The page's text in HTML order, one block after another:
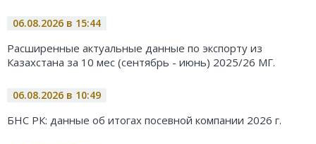
06.08.2026 в 15:44
Расширенные актуальные данные по экспорту из
Казахстана за 10 мес (сентябрь - июнь) 2025/26 МГ.
06.08.2026 в 10:49
БНС РК: данные об итогах посевной компании 2026 г.